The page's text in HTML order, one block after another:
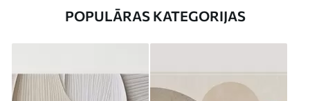
POPULĀRAS KATEGORIJAS